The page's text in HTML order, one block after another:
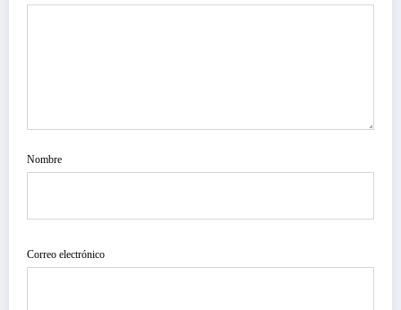
Nombre
Correo electrónico